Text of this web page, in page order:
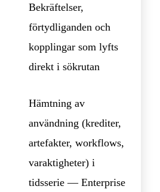
Bekräftelser,
förtydliganden och
kopplingar som lyfts
direkt i sökrutan
Hämtning av
användning (krediter,
artefakter, workflows,
varaktigheter) i
tidsserie — Enterprise